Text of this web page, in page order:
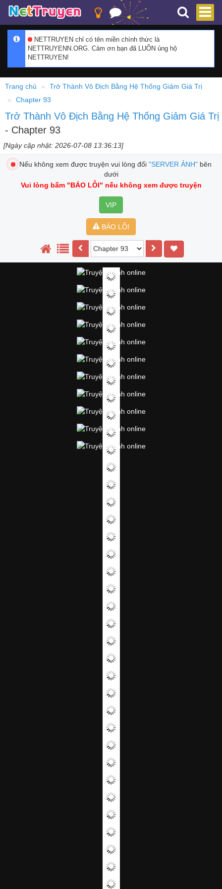
NETTRUYEN chỉ có tên miền chính thức là
NETTRUYENN.ORG. Cảm ơn bạn đã LUÔN ủng hộ
NETTRUYEN!
Trang chủ
Trở Thành Vô Địch Bằng Hệ Thống Giảm Giá Trị
Chapter 93
Trở Thành Vô Địch Bằng Hệ Thống Giảm Giá Trị
- Chapter 93
[Ngày cập nhật: 2026-07-08 13:36:13]
Nếu không xem được truyện vui lòng đổi "SERVER ẢNH"bên
dưới
Vui lòng bấm "BÁO LỖI" nếu không xem được truyện
VIP
BÁO LỖI